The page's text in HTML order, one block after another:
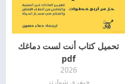
تحميل كتاب أنت لست دماغك
pdf
2026
جيفري شوارتز